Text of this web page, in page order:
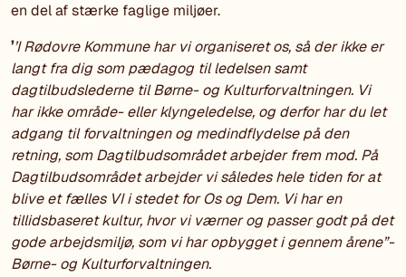
en del af stærke faglige miljøer.
’’I Rødovre Kommune har vi organiseret os, så der ikke er
langt fra dig som pædagog til ledelsen samt
dagtilbudslederne til Børne- og Kulturforvaltningen. Vi
har ikke område- eller klyngeledelse, og derfor har du let
adgang til forvaltningen og medindflydelse på den
retning, som Dagtilbudsområdet arbejder frem mod. På
Dagtilbudsområdet arbejder vi således hele tiden for at
blive et fælles VI i stedet for Os og Dem. Vi har en
tillidsbaseret kultur, hvor vi værner og passer godt på det
gode arbejdsmiljø, som vi har opbygget i gennem årene”-
Børne- og Kulturforvaltningen.